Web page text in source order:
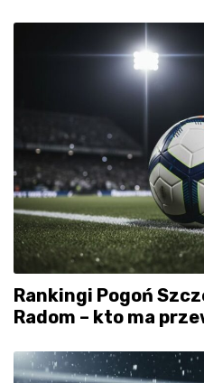
Rankingi Pogoń
Radom – kto ma